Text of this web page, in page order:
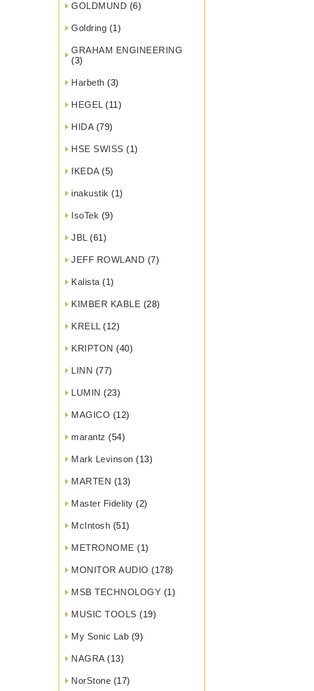
GOLDMUND (6)
Goldring (1)
GRAHAM ENGINEERING
(3)
Harbeth (3)
HEGEL(11)
HIDA(79)
HSE SWISS (1)
IKEDA(5)
inakustik (1)
IsoTek (9)
JBL(61)
JEFF ROWLAND (7)
Kalista (1)
KIMBER KABLE (28)
KRELL(12)
KRIPTON (40)
LINN (77)
LUMIN (23)
MAGICO (12)
marantz (54)
Mark Levinson (13)
MARTEN (13)
Master Fidelity (2)
McIntosh (51)
METRONOME (1)
MONITOR AUDIO (178)
MSB TECHNOLOGY (1)
MUSIC TOOLS (19)
My Sonic Lab (9)
NAGRA(13)
NorStone (17)